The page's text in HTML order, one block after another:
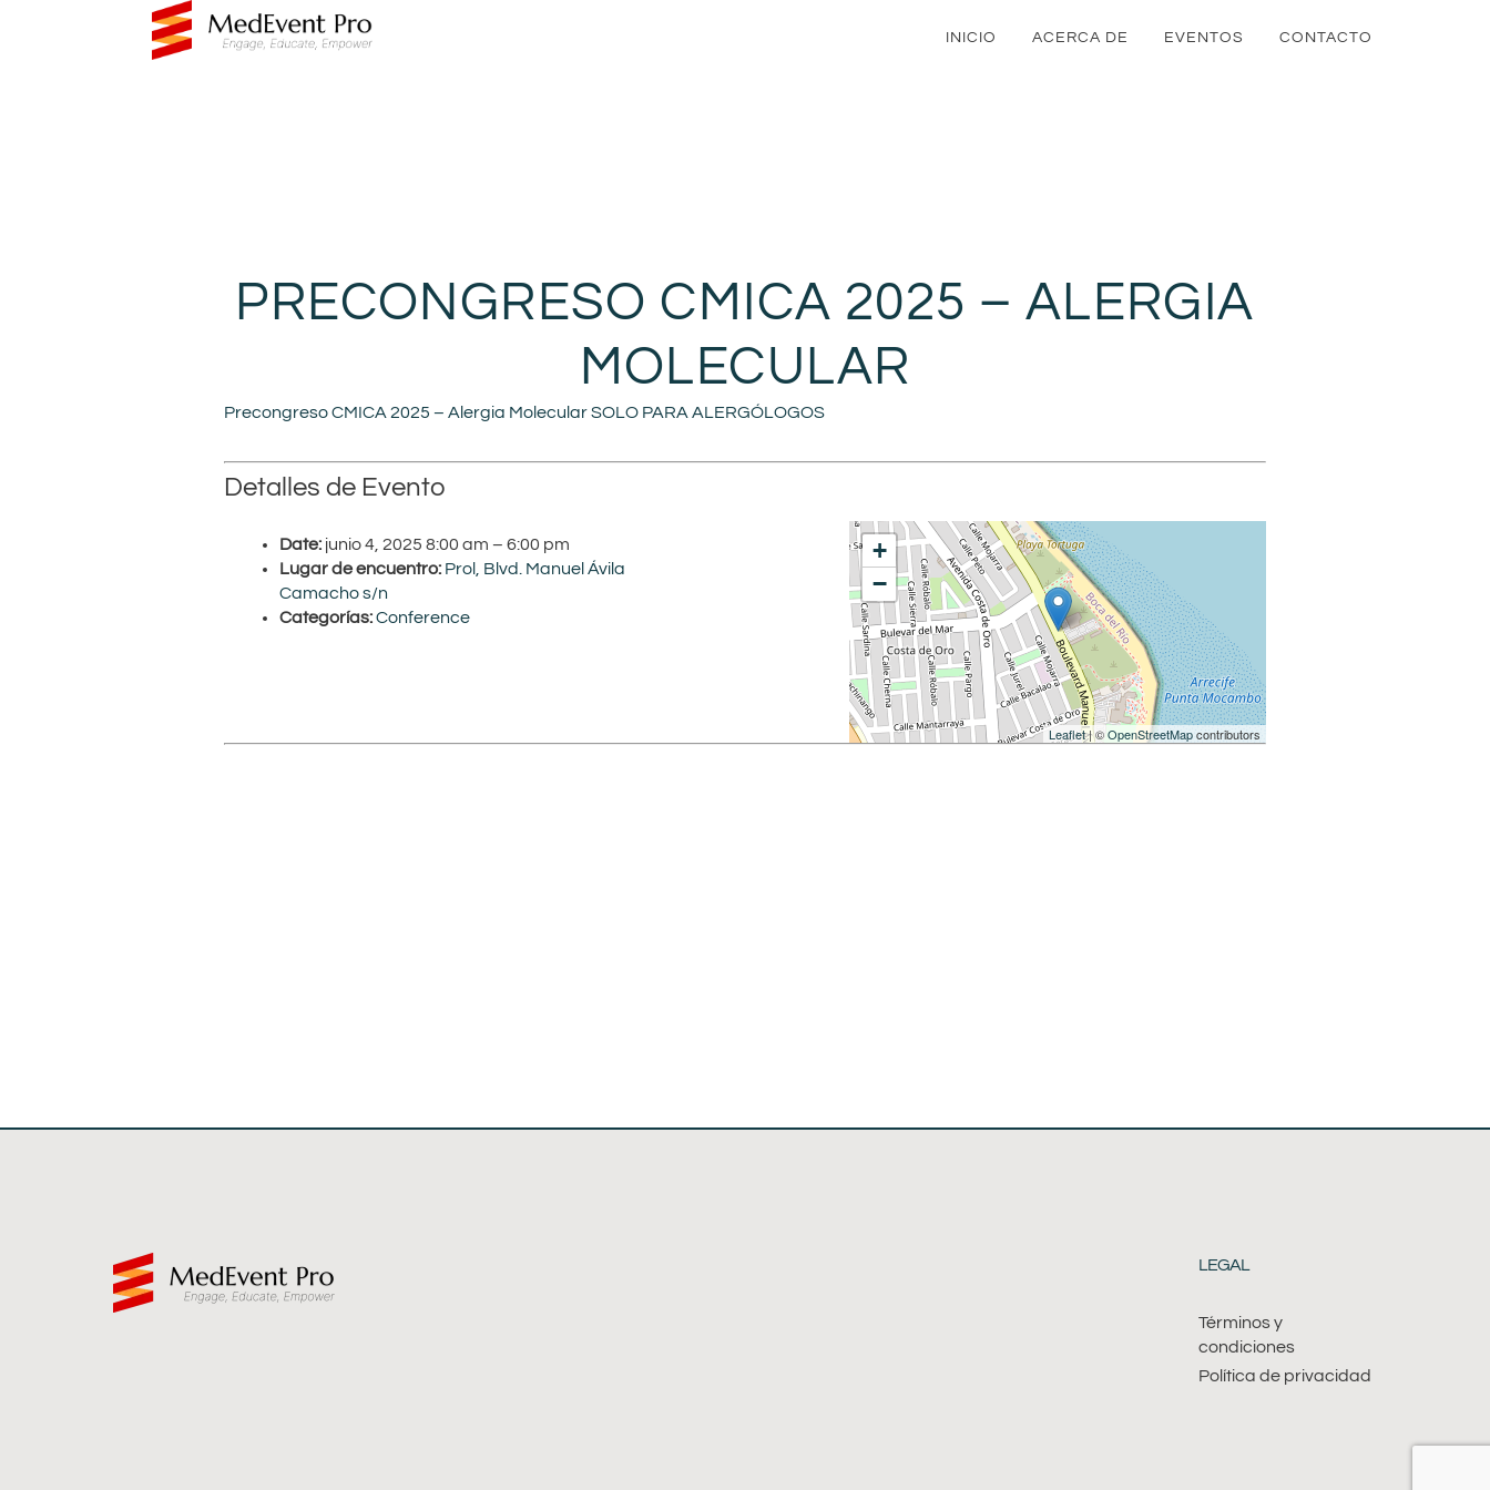
INICIO ACERCA DE EVENTOS CONTACTO
PRECONGRESO CMICA 2025 – ALERGIA
MOLECULAR
Precongreso CMICA 2025 – Alergia Molecular SOLO PARA ALERGÓLOGOS
Detalles de Evento
Date: junio 4, 2025 8:00 am – 6:00 pm
Lugar de encuentro: Prol, Blvd. Manuel Ávila
Camacho s/n
Categorías: Conference
+
−
Leaflet| ©OpenStreetMapcontributors
LEGAL
Términos y
condiciones
Política de privacidad